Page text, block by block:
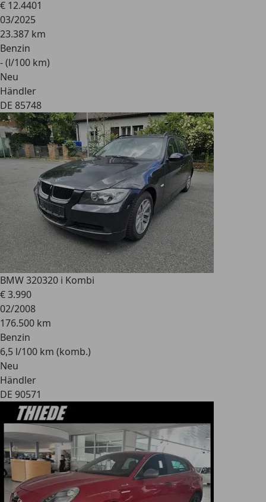
€ 12.4401
03/2025
23.387 km
Benzin
- (l/100 km)
Neu
Händler
DE 85748
BMW 320320 i Kombi
€ 3.990
02/2008
176.500 km
Benzin
6,5 l/100 km (komb.)
Neu
Händler
DE 90571